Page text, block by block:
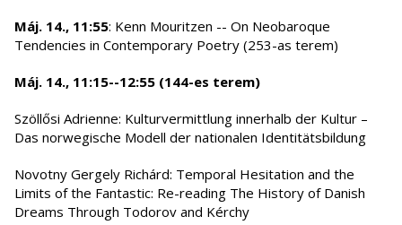
Máj. 14., 11:55: Kenn Mouritzen -- On Neobaroque
Tendencies in Contemporary Poetry (253-as terem)
Máj. 14., 11:15--12:55 (144-es terem)
Szöllősi Adrienne: Kulturvermittlung innerhalb der Kultur –
Das norwegische Modell der nationalen Identitätsbildung
Novotny Gergely Richárd: Temporal Hesitation and the
Limits of the Fantastic: Re-reading The History of Danish
Dreams Through Todorov and Kérchy